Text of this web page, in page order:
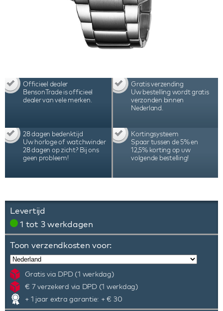
Officieel dealer
BensonTrade is officieel
dealer van vele merken.
Gratis verzending
Uw bestelling wordt gratis
verzonden binnen
Nederland.
28 dagen bedenktijd
Uw horloge of watchwinder
28 dagen op zicht? Bij ons
geen probleem!
Kortingsysteem
Spaar tussen de 5% en
12,5% korting op uw
volgende bestelling!
Levertijd
1 tot 3 werkdagen
Toon verzendkosten voor:
Gratis via DPD (1 werkdag)
€ 7 verzekerd via DPD (1 werkdag)
+ 1 jaar extra garantie: + € 30